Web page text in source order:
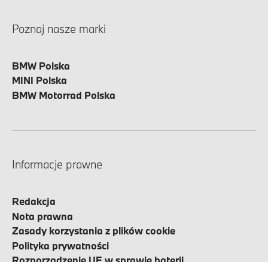
Poznaj nasze marki
BMW Polska
MINI Polska
BMW Motorrad Polska
Informacje prawne
Redakcja
Nota prawna
Zasady korzystania z plików cookie
Polityka prywatności